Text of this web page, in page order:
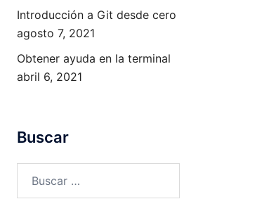
Introducción a Git desde cero
agosto 7, 2021
Obtener ayuda en la terminal
abril 6, 2021
Buscar